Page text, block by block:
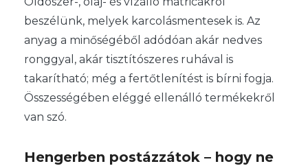
beszélünk, melyek karcolásmentesek is. Az
anyag a minőségéből adódóan akár nedves
ronggyal, akár tisztítószeres ruhával is
takarítható; még a fertőtlenítést is bírni fogja.
Összességében eléggé ellenálló termékekről
van szó.
Hengerben postázzátok – hogy ne